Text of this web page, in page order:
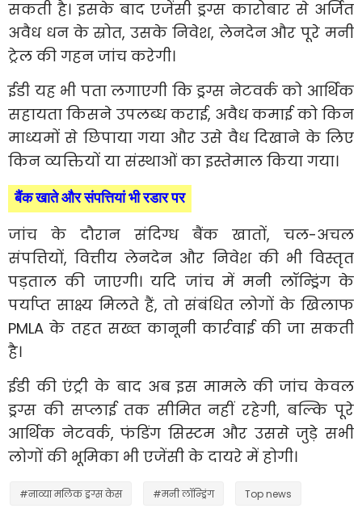
सकती है। इसके बाद एजेंसी ड्रग्स कारोबार से अर्जित
अवैध धन के स्रोत, उसके निवेश, लेनदेन और पूरे मनी
ट्रेल की गहन जांच करेगी।
ईडी यह भी पता लगाएगी कि ड्रग्स नेटवर्क को आर्थिक
सहायता किसने उपलब्ध कराई, अवैध कमाई को किन
माध्यमों से छिपाया गया और उसे वैध दिखाने के लिए
किन व्यक्तियों या संस्थाओं का इस्तेमाल किया गया।
बैंक खाते और संपत्तियां भी रडार पर
जांच के दौरान संदिग्ध बैंक खातों, चल-अचल
संपत्तियों, वित्तीय लेनदेन और निवेश की भी विस्तृत
पड़ताल की जाएगी। यदि जांच में मनी लॉन्ड्रिंग के
पर्याप्त साक्ष्य मिलते हैं, तो संबंधित लोगों के खिलाफ
PMLA के तहत सख्त कानूनी कार्रवाई की जा सकती
है।
ईडी की एंट्री के बाद अब इस मामले की जांच केवल
ड्रग्स की सप्लाई तक सीमित नहीं रहेगी, बल्कि पूरे
आर्थिक नेटवर्क, फंडिंग सिस्टम और उससे जुड़े सभी
लोगों की भूमिका भी एजेंसी के दायरे में होगी।
#नाव्या मलिक ड्रग्स केस #मनी लॉन्ड्रिंग Top news